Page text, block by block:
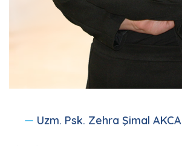
Uzm. Psk. Zehra Şimal AKCA